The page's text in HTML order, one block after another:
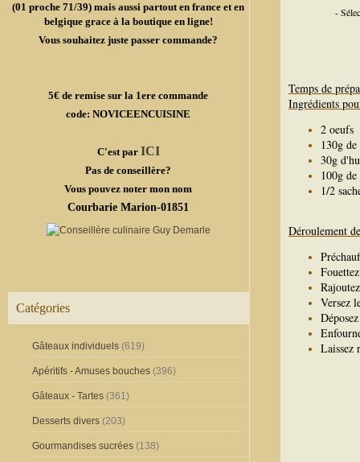
(01 proche 71/39) mais aussi partout en france et en
belgique grace à la boutique en ligne!
Vous souhaitez juste passer commande?
5€ de remise sur la 1ere commande
code: NOVICEENCUISINE
C'est par ICI
Pas de conseillère?
Vous pouvez noter mon nom
Courbarie Marion-01851
Catégories
Gâteaux individuels (619)
Apéritifs - Amuses bouches (396)
Gâteaux - Tartes (361)
Desserts divers (203)
Gourmandises sucrées (138)
-
Temps de
Ingrédients
2 oeufs
130g
30g
100g
1/2
Déroulement
Versez
Laissez